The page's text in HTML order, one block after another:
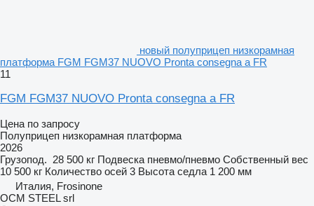
новый полуприцеп низкорамная
платформа FGM FGM37 NUOVO Pronta consegna a FR
11
FGM FGM37 NUOVO Pronta consegna a FR
Цена по запросу
Полуприцеп низкорамная платформа
2026
Грузопод. 28 500 кг Подвеска пневмо/пневмо Собственный вес
10 500 кг Количество осей 3 Высота седла 1 200 мм
Италия, Frosinone
OCM STEEL srl